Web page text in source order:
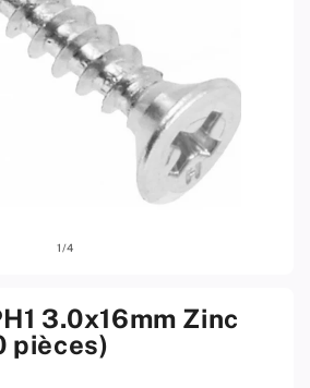
1/sur
4
3.0x16mm Zinc
pièces)